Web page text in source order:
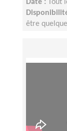
Date :
Tout
être